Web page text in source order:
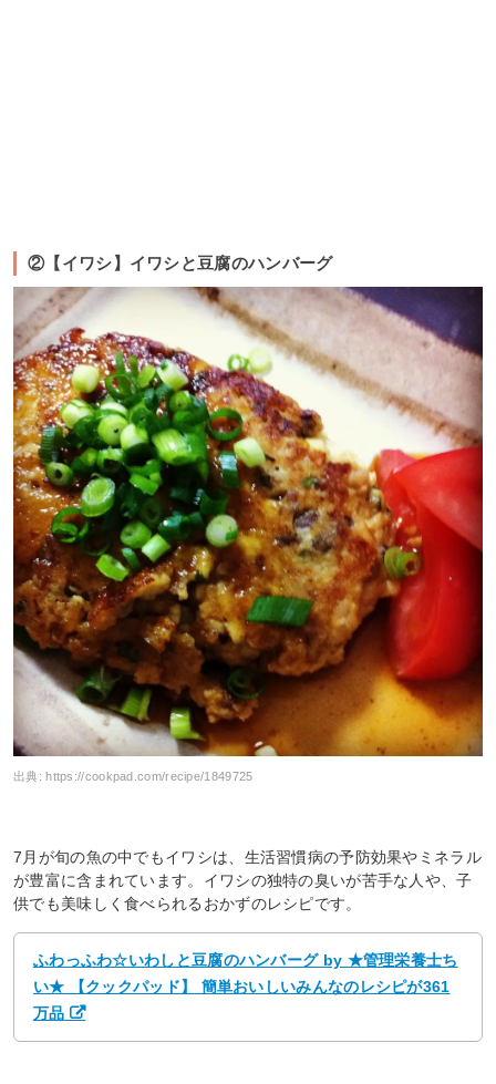
②【イワシ】イワシと豆腐のハンバーグ
出典:https://cookpad.com/recipe/1849725
7月が旬の魚の中でもイワシは、生活習慣病の予防効果やミネラル
が豊富に含まれています。イワシの独特の臭いが苦手な人や、子
供でも美味しく食べられるおかずのレシピです。
ふわっふわ☆いわしと豆腐のハンバーグ by ★管理栄養士ち
い★ 【クックパッド】 簡単おいしいみんなのレシピが361
万品